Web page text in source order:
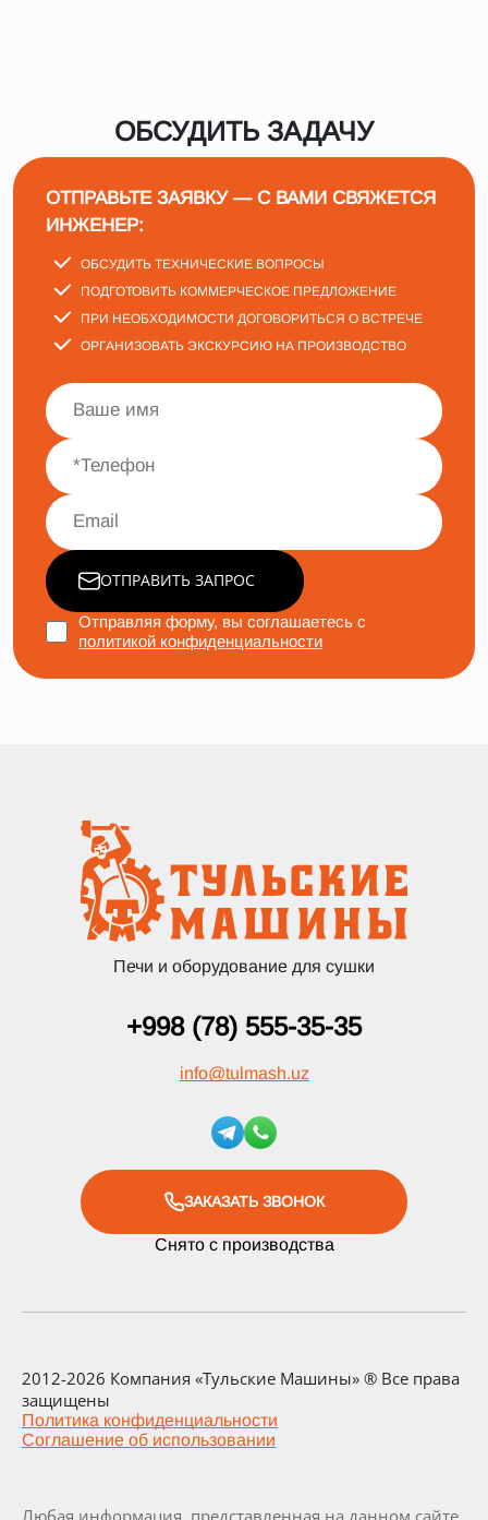
ОБСУДИТЬ ЗАДАЧУ
ОТПРАВЬТЕ ЗАЯВКУ — С ВАМИ СВЯЖЕТСЯ
ИНЖЕНЕР:
ОБСУДИТЬ ТЕХНИЧЕСКИЕ ВОПРОСЫ
ПОДГОТОВИТЬ КОММЕРЧЕСКОЕ ПРЕДЛОЖЕНИЕ
ПРИ НЕОБХОДИМОСТИ ДОГОВОРИТЬСЯ О ВСТРЕЧЕ
ОРГАНИЗОВАТЬ ЭКСКУРСИЮ НА ПРОИЗВОДСТВО
ОТПРАВИТЬ ЗАПРОС
Отправляя форму, вы соглашаетесь с
политикой конфиденциальности
Печи и оборудование для сушки
+998 (78) 555-35-35
info@tulmash.uz
ЗАКАЗАТЬ ЗВОНОК
Снято с производства
2012-2026 Компания «Тульские Машины» ® Все права
защищены
Политика конфиденциальности
Соглашение об использовании
Любая информация, представленная на данном сайте,